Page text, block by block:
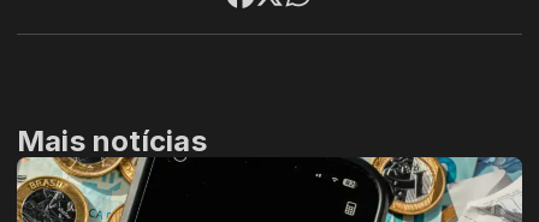
Mais notícias